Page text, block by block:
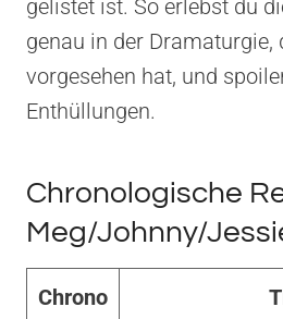
gelistet ist. So erlebst du
genau in der Dramaturgie,
vorgesehen hat, und
Enthüllungen.
Chronologische
Meg/Johnny/
Chrono